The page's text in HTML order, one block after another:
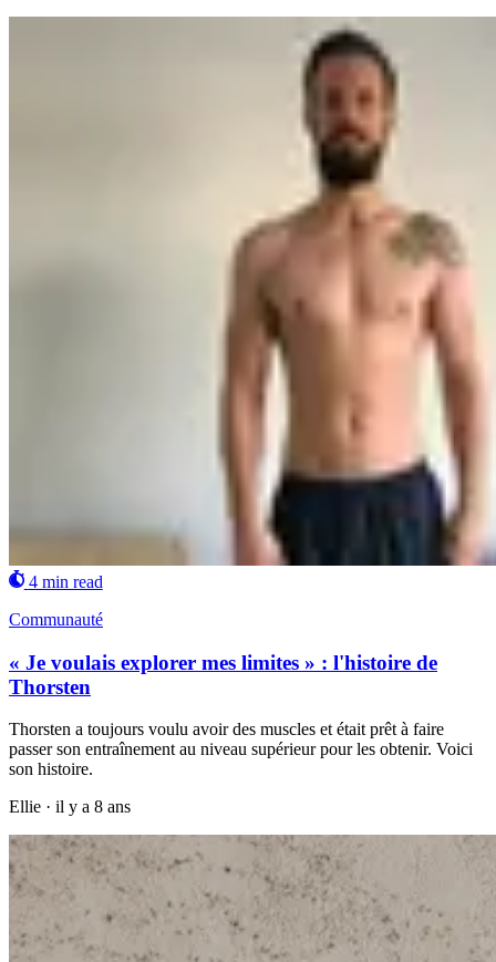
4 min read
Communauté
« Je voulais explorer mes limites » : l'histoire de
Thorsten
Thorsten a toujours voulu avoir des muscles et était prêt à faire
passer son entraînement au niveau supérieur pour les obtenir. Voici
son histoire.
Ellie · il y a 8 ans